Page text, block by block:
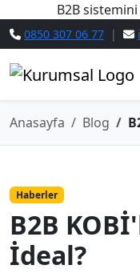
B2B
0850 307 06 77 |
Anasayfa Blog
Haberler
B2B
İdeal?